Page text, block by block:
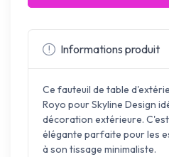
Informations produit
Ce fauteuil de table
Royo pour Skyline Design
décoration extérieure.
élégante parfaite pour les
à son tissage minimaliste.